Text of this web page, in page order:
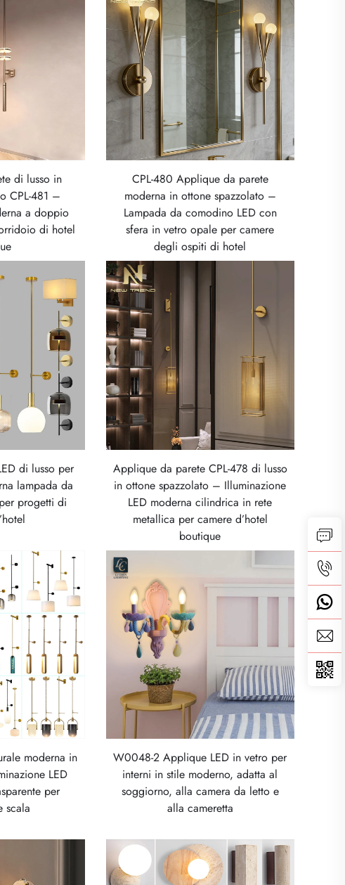
di lusso in
CPL-481 –
a doppio
di hotel
CPL-480 Applique da parete
moderna in ottone spazzolato –
Lampada da comodino LED con
sfera in vetro opale per camere
degli ospiti di hotel
di lusso per
lampada da
progetti di
Applique da parete CPL-478 di lusso
in ottone spazzolato – Illuminazione
LED moderna cilindrica in rete
metallica per camere d’hotel
boutique
moderna in
LED
per
scala
W0048-2 Applique LED in vetro per
interni in stile moderno, adatta al
soggiorno, alla camera da letto e
alla cameretta